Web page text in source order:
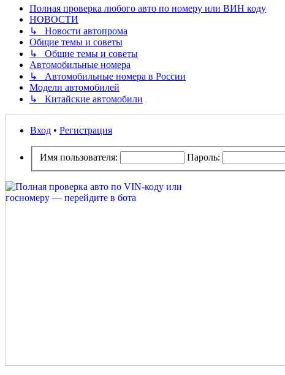
Полная проверка любого авто по номеру или ВИН коду
НОВОСТИ
↳ Новости автопрома
Общие темы и советы
↳ Общие темы и советы
Автомобильные номера
↳ Автомобильные номера в России
Модели автомобилей
↳ Китайские автомобили
Вход • Регистрация
Имя пользователя: Пароль: